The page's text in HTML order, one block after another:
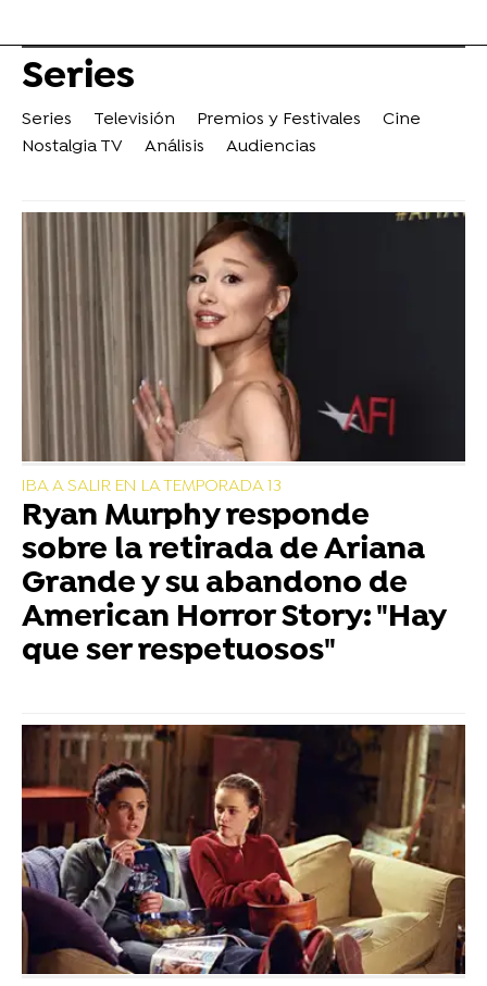
Series
Series Televisión Premios y Festivales
Cine
Nostalgia TV
Análisis Audiencias
IBA A SALIR EN LA TEMPORADA 13
Ryan Murphy responde
sobre la retirada de Ariana
Grande y su abandono de
American Horror Story: "Hay
que ser respetuosos"